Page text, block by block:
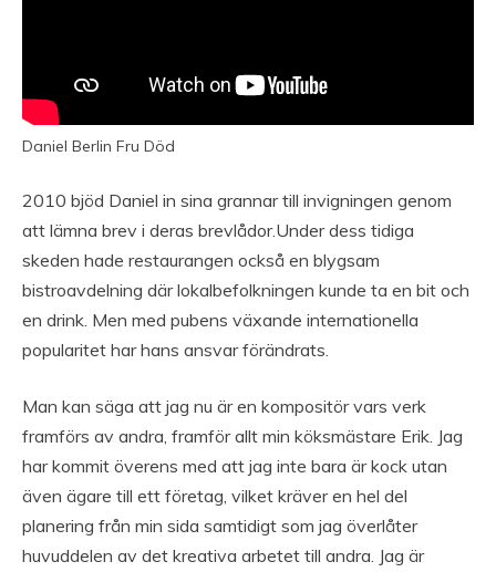
Daniel Berlin Fru Död
2010 bjöd Daniel in sina grannar till invigningen genom
att lämna brev i deras brevlådor.Under dess tidiga
skeden hade restaurangen också en blygsam
bistroavdelning där lokalbefolkningen kunde ta en bit och
en drink. Men med pubens växande internationella
popularitet har hans ansvar förändrats.
Man kan säga att jag nu är en kompositör vars verk
framförs av andra, framför allt min köksmästare Erik. Jag
har kommit överens med att jag inte bara är kock utan
även ägare till ett företag, vilket kräver en hel del
planering från min sida samtidigt som jag överlåter
huvuddelen av det kreativa arbetet till andra. Jag är